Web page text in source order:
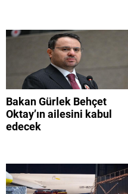
Bakan Gürlek Behçet
Oktay’ın ailesini kabul
edecek